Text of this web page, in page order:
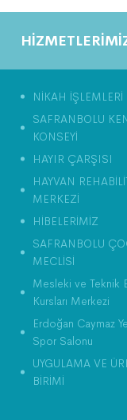
NİKAH İŞLEMLERİ
SAFRANBOLU
KONSEYİ
HAYIR ÇARŞISI
HAYVAN
MERKEZİ
HİBELERİMİZ
SAFRANBOLU
MECLİSİ
Mesleki ve Teknik
Kursları Merkezi
Erdoğan Caymaz
Spor Salonu
UYGULAMA VE
BİRİMİ